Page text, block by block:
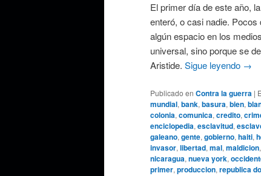
El primer día de este año,
enteró, o casi nadie.
algún espacio en los
universal, sino porque se
Aristide. Sigue leyendo →
Publicado en Contra la guerra |
mundial, bank, basura, bien,
colonia, comunica, credito,
enciclopedia, esclavitud,
galeano, gente, gobierno, haiti,
invasor, libertad, mal, maldicion,
nicaragua, nueva york,
primer, produccion, republica